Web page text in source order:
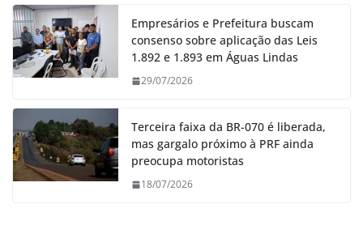
Empresários e Prefeitura buscam
consenso sobre aplicação das Leis
1.892 e 1.893 em Águas Lindas
29/07/2026
Terceira faixa da BR-070 é liberada,
mas gargalo próximo à PRF ainda
preocupa motoristas
18/07/2026